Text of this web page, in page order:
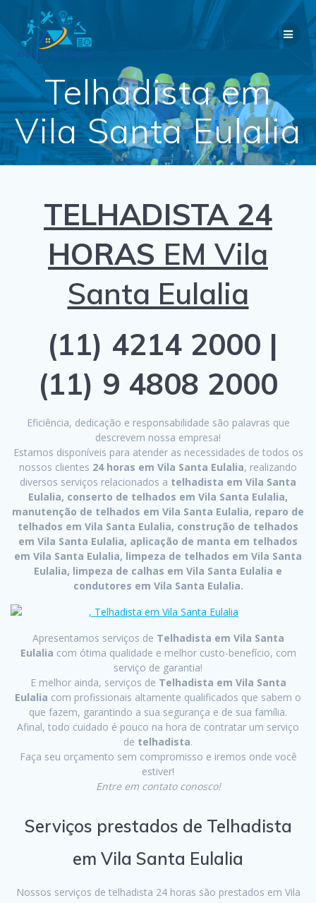
Telhadista em
Vila Santa Eulalia
TELHADISTA 24
HORAS EM Vila
Santa Eulalia
(11) 4214 2000 |
(11) 9 4808 2000
Eficiência, dedicação e responsabilidade são palavras que
descrevem nossa empresa!
Estamos disponíveis para atender as necessidades de todos os
nossos clientes 24 horas em Vila Santa Eulalia, realizando
diversos serviços relacionados a telhadista em Vila Santa
Eulalia, conserto de telhados em Vila Santa Eulalia,
manutenção de telhados em Vila Santa Eulalia, reparo de
telhados em Vila Santa Eulalia, construção de telhados
em Vila Santa Eulalia, aplicação de manta em telhados
em Vila Santa Eulalia, limpeza de telhados em Vila Santa
Eulalia, limpeza de calhas em Vila Santa Eulalia e
condutores em Vila Santa Eulalia.
Apresentamos serviços de Telhadista em Vila Santa
Eulalia com ótima qualidade e melhor custo-benefício, com
serviço de garantia!
E melhor ainda, serviços de Telhadista em Vila Santa
Eulalia com profissionais altamente qualificados que sabem o
que fazem, garantindo a sua segurança e de sua família.
Afinal, todo cuidado é pouco na hora de contratar um serviço
de telhadista.
Faça seu orçamento sem compromisso e iremos onde você
estiver!
Entre em contato conosco!
Serviços prestados de Telhadista
em Vila Santa Eulalia
Nossos serviços de telhadista 24 horas são prestados em Vila